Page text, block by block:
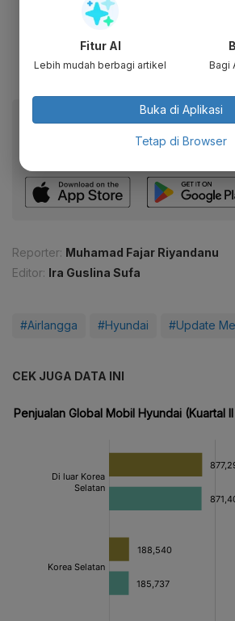
Baca artikel ini lewat aplikasi
Dapatkan pengalaman membaca lebih
Reporter: Muhamad Fajar Riyandanu
Editor: Ira Guslina Sufa
#Airlangga #Hyundai #Update Me
CEK JUGA DATA INI
Fitur AI
Lebih mudah berbagi artikel Bagi
Buka di Aplikasi
Tetap di Browser